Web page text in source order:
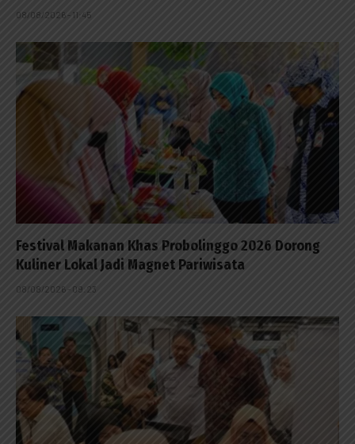
08/08/2026 - 11:45
Festival Makanan Khas Probolinggo 2026 Dorong
Kuliner Lokal Jadi Magnet Pariwisata
08/08/2026 - 09:23